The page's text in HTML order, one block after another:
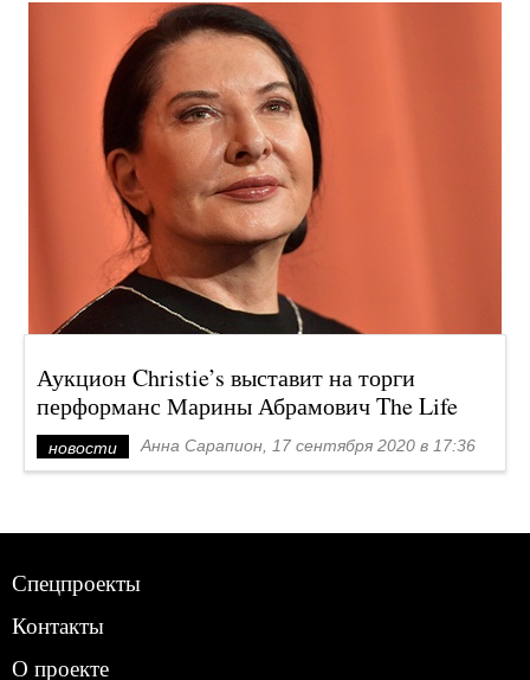
Аукцион Christie’s выставит на торги
перформанс Марины Абрамович The Life
новости Анна Сарапион, 17 сентября 2020 в 17:36
Спецпроекты
Контакты
О проекте